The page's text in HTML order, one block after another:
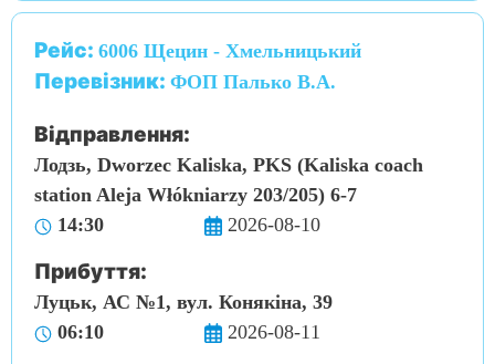
Рейс: 6006 Щецин - Хмельницький
Перевізник: ФОП Палько В.А.
Відправлення:
Лодзь, Dworzec Kaliska, PKS (Kaliska coach
station Aleja Włókniarzy 203/205) 6-7
14:30
2026-08-10
Прибуття:
Луцьк, АС №1, вул. Конякіна, 39
06:10
2026-08-11